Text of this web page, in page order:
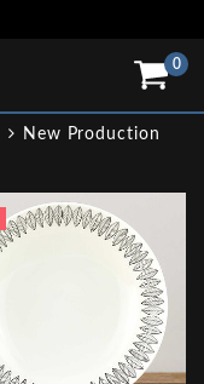
0
New Production